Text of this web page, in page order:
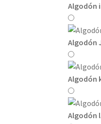
Algodón
Algodón
Algodón
Algodón